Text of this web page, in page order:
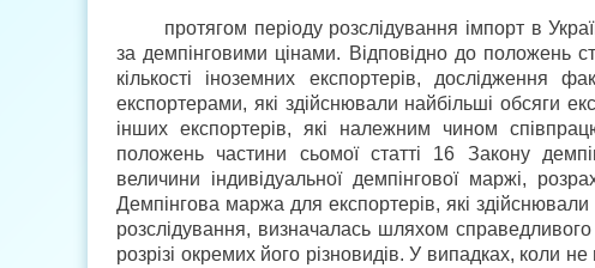
протягом періоду розслідування імпорт в
за демпінговими цінами. Відповідно до положень
кількості іноземних експортерів, дослідження
експортерами, які здійснювали найбільші обсяги
інших експортерів, які належним чином
положень частини сьомої статті 16 Закону
величини індивідуальної демпінгової маржі,
Демпінгова маржа для експортерів, які
розслідування, визначалась шляхом
розрізі окремих його різновидів. У випадках, коли